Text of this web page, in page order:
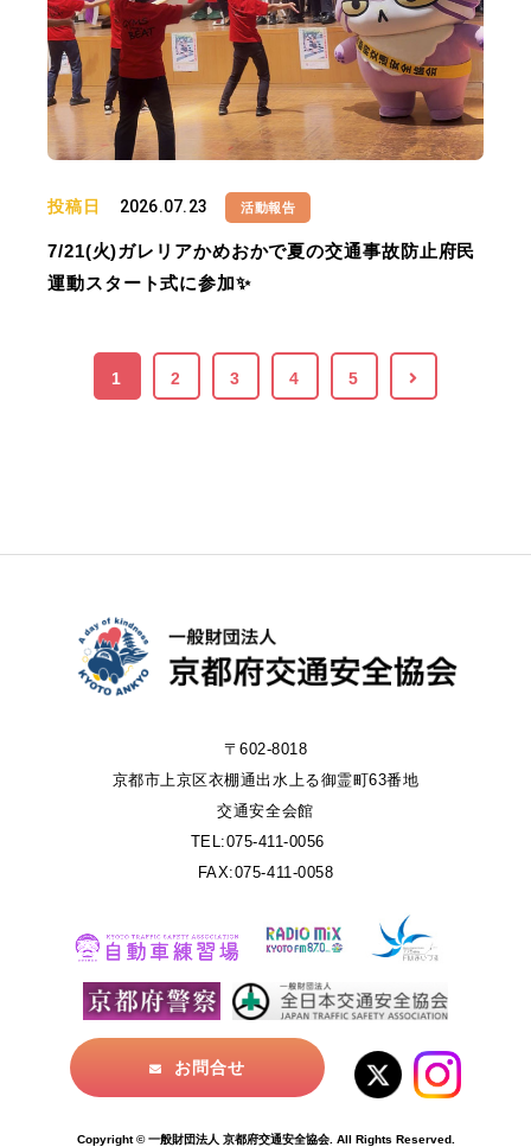
投稿日 2026.07.23 活動報告
7/21(火)ガレリアかめおかで夏の交通事故防止府民
運動スタート式に参加✨
1 2 3 4 5
〒602-8018
京都市上京区衣棚通出水上る御霊町63番地
交通安全会館
TEL:075-411-0056
FAX:075-411-0058
お問合せ
Copyright © 一般財団法人 京都府交通安全協会. All Rights Reserved.